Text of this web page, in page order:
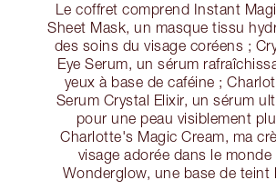
Le coffret comprend Instant
Sheet Mask, un masque tissu
des soins du visage coréens ;
Eye Serum, un sérum
yeux à base de caféine ;
Serum Crystal Elixir, un sérum
pour une peau visiblement
Charlotte's Magic Cream, ma
visage adorée dans le
Wonderglow, une base de teint